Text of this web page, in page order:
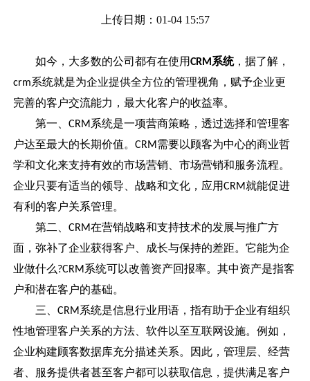
上传日期：01-04 15:57
如今，大多数的公司都有在使用CRM系统，据了解，
crm系统就是为企业提供全方位的管理视角，赋予企业更
完善的客户交流能力，最大化客户的收益率。
第一、CRM系统是一项营商策略，透过选择和管理客
户达至最大的长期价值。CRM需要以顾客为中心的商业哲
学和文化来支持有效的市场营销、市场营销和服务流程。
企业只要有适当的领导、战略和文化，应用CRM就能促进
有利的客户关系管理。
第二、CRM在营销战略和支持技术的发展与推广方
面，弥补了企业获得客户、成长与保持的差距。它能为企
业做什么?CRM系统可以改善资产回报率。其中资产是指客
户和潜在客户的基础。
三、CRM系统是信息行业用语，指有助于企业有组织
性地管理客户关系的方法、软件以至互联网设施。例如，
企业构建顾客数据库充分描述关系。因此，管理层、经营
者、服务提供者甚至客户都可以获取信息，提供满足客户